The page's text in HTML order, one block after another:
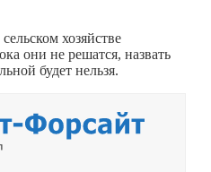
хозяйстве
они не решатся, назвать
будет нельзя.